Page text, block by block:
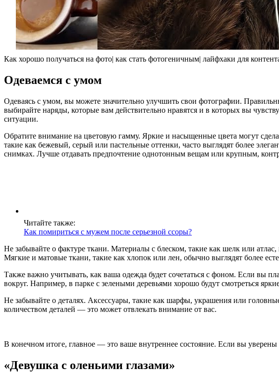
Как хорошо получаться на фото| как стать фотогеничным| лайфхаки для
Одеваемся с умом
Одеваясь с умом, вы можете значительно улучшить свои фотографии.
выбирайте наряды, которые вам действительно нравятся и в которых вы
ситуации.
Обратите внимание на цветовую гамму. Яркие и насыщенные цвета могут
такие как бежевый, серый или пастельные оттенки, часто выглядят более
снимках. Лучше отдавать предпочтение однотонным вещам или крупным,
Читайте также:
Как помириться с мужем после серьезной ссоры?
Не забывайте о фактуре ткани. Материалы с блеском, такие как шелк или
Мягкие и матовые ткани, такие как хлопок или лен, обычно выглядят более
Также важно учитывать, как ваша одежда будет сочетаться с фоном. Если вы
вокруг. Например, в парке с зелеными деревьями хорошо будут смотреться
Не забывайте о деталях. Аксессуары, такие как шарфы, украшения или
количеством деталей — это может отвлекать внимание от вас.
В конечном итоге, главное — это ваше внутреннее состояние. Если вы
«Девушка с оленьими глазами»